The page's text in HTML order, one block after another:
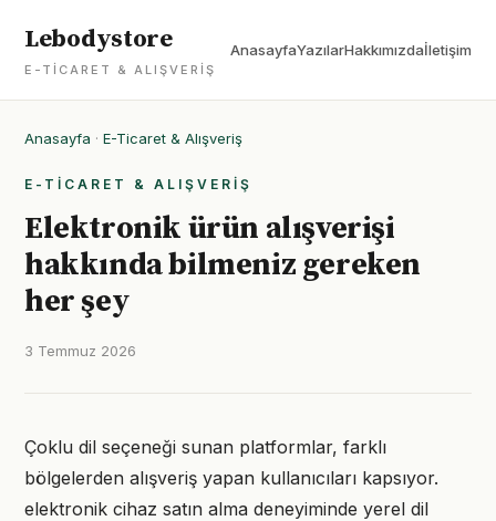
Lebodystore
E-TICARET & ALIŞVERIŞ
AnasayfaYazılarHakkımızdaİletişim
Anasayfa · E-Ticaret & Alışveriş
E-TICARET & ALIŞVERIŞ
Elektronik ürün alışverişi
hakkında bilmeniz gereken
her şey
3 Temmuz 2026
Çoklu dil seçeneği sunan platformlar, farklı
bölgelerden alışveriş yapan kullanıcıları kapsıyor.
elektronik cihaz satın alma deneyiminde yerel dil